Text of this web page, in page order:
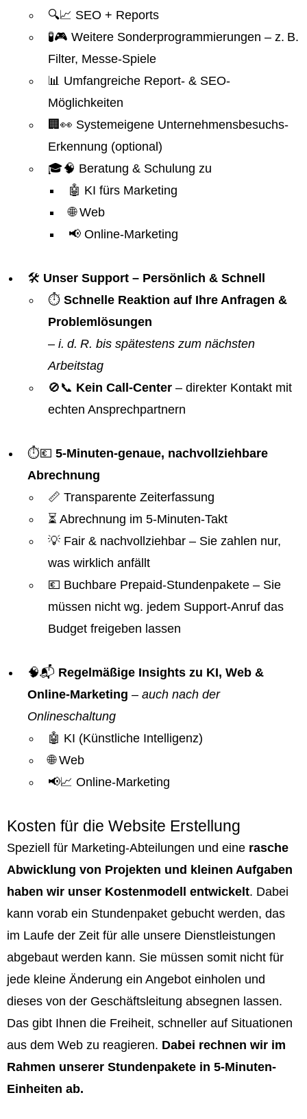
🔍📈 SEO + Reports
🧪🎮 Weitere Sonderprogrammierungen – z. B.
Filter, Messe-Spiele
📊 Umfangreiche Report- & SEO-
Möglichkeiten
🏢👀 Systemeigene Unternehmensbesuchs-
Erkennung (optional)
🎓🧠 Beratung & Schulung zu
🤖 KI fürs Marketing
🌐 Web
📢 Online-Marketing
🛠️ Unser Support – Persönlich & Schnell
⏱️ Schnelle Reaktion auf Ihre Anfragen &
Problemlösungen
– i. d. R. bis spätestens zum nächsten
Arbeitstag
🚫📞 Kein Call-Center – direkter Kontakt mit
echten Ansprechpartnern
⏱️💶 5-Minuten-genaue, nachvollziehbare
Abrechnung
📏 Transparente Zeiterfassung
⏳ Abrechnung im 5-Minuten-Takt
💡 Fair & nachvollziehbar – Sie zahlen nur,
was wirklich anfällt
💶 Buchbare Prepaid-Stundenpakete – Sie
müssen nicht wg. jedem Support-Anruf das
Budget freigeben lassen
🧠📬 Regelmäßige Insights zu KI, Web &
Online-Marketing – auch nach der
Onlineschaltung
🤖 KI (Künstliche Intelligenz)
🌐 Web
📢📈 Online-Marketing
Kosten für die Website Erstellung
Speziell für Marketing-Abteilungen und eine rasche
Abwicklung von Projekten und kleinen Aufgaben
haben wir unser Kostenmodell entwickelt. Dabei
kann vorab ein Stundenpaket gebucht werden, das
im Laufe der Zeit für alle unsere Dienstleistungen
abgebaut werden kann. Sie müssen somit nicht für
jede kleine Änderung ein Angebot einholen und
dieses von der Geschäftsleitung absegnen lassen.
Das gibt Ihnen die Freiheit, schneller auf Situationen
aus dem Web zu reagieren. Dabei rechnen wir im
Rahmen unserer Stundenpakete in 5-Minuten-
Einheiten ab.